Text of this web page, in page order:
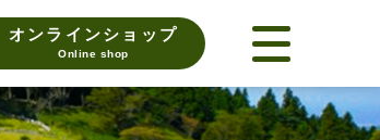
オンラインショップ
Online shop